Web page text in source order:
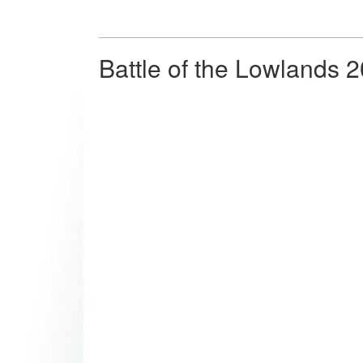
Battle of the Lowlands